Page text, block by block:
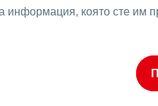
293372.54 лв
информация, която сте им